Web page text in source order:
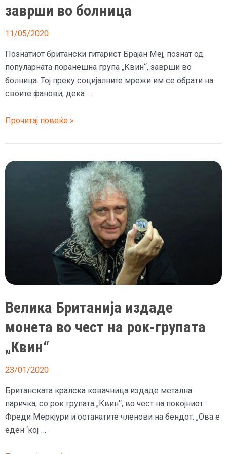
заврши во болница
11/05/2020
Познатиот британски гитарист Брајан Меј, познат од
популарната поранешна група „Квин“, заврши во
болница. Тој преку социјалните мрежи им се обрати на
своите фанови, дека …
(Видео)
легендата
„Квин“
заврши
Прочитај повеќе »
Велика Британија издаде
монета во чест на рок-групата
„Квин“
23/01/2020
Британската кралска ковачница издаде метална
паричка, со рок групата „Квин“, во чест на покојниот
Фреди Меркјури и останатите членови на бендот. „Ова е
еден ‘кој …